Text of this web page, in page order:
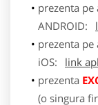
prezenta
ANDROID:
prezenta
iOS:
link
prezenta
(o singura